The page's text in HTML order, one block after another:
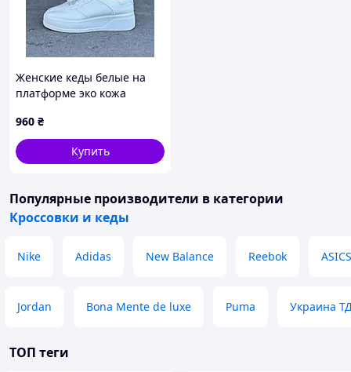
Женские кеды белые на
платформе эко кожа
960 ₴
Купить
Популярные производители в категории
Кроссовки и кеды
Nike Adidas New Balance Reebok ASICS
Jordan Bona Mente de luxe Puma Украина
ТОП теги